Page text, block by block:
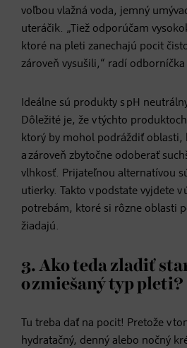
voľbou vlažná voda, jemný
uteráčik. „Tiež odporúčam
ktoré na pleti zanechajú pocit
zároveň vysušili,“ radí odborníčka
Ideálne sú produkty s pH
Dôležité je, že v týchto
ktorý by mohol podráždiť oblasti,
a zároveň zbytočne odoberať
vlhkosť. Prijateľnou alternatívou
utierky. Takto v podstate vyjdete v
potrebám, ktoré si rôzne oblasti
žiadajú.
3. Ako teda zladiť
o zmiešaný typ pleti?
Tu treba dať na pocit! Pretože v
hydratačný, denný alebo nočný